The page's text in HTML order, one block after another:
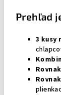
Prehľad
3 kusy